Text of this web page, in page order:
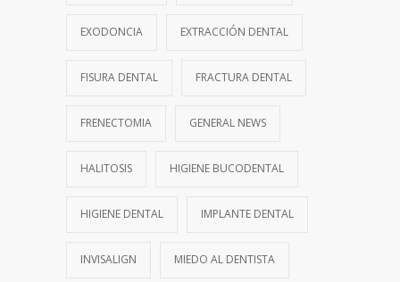
EXODONCIA EXTRACCIÓN DENTAL
FISURA DENTAL FRACTURA DENTAL
FRENECTOMIA GENERAL NEWS
HALITOSIS HIGIENE BUCODENTAL
HIGIENE DENTAL IMPLANTE DENTAL
INVISALIGN MIEDO AL DENTISTA